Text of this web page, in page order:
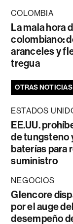
COLOMBIA
La mala hora
colombiano:
aranceles y
tregua
OTRAS
ESTADOS
EE.UU.
de tungsteno
baterías para
suministro
NEGOCIOS
Glencore
por el auge
desempeño